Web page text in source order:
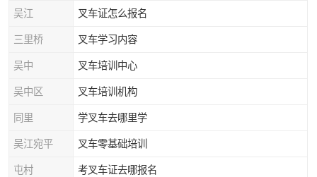
吴江 叉车证怎么报名
三里桥 叉车学习内容
吴中 叉车培训中心
吴中区 叉车培训机构
同里 学叉车去哪里学
吴江宛平 叉车零基础培训
屯村 考叉车证去哪报名